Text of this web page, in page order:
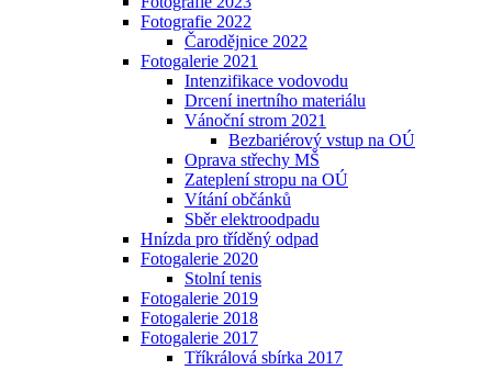
Fotografie 2022
Čarodějnice 2022
Fotogalerie 2021
Intenzifikace vodovodu
Drcení inertního materiálu
Vánoční strom 2021
Bezbariérový vstup na OÚ
Oprava střechy MŠ
Zateplení stropu na OÚ
Vítání občánků
Sběr elektroodpadu
Hnízda pro tříděný odpad
Fotogalerie 2020
Stolní tenis
Fotogalerie 2019
Fotogalerie 2018
Fotogalerie 2017
Tříkrálová sbírka 2017